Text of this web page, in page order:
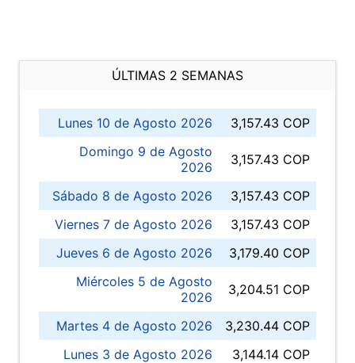
ÚLTIMAS 2 SEMANAS
Lunes 10 de Agosto 2026
3,157.43 COP
Domingo 9 de Agosto
2026
3,157.43 COP
Sábado 8 de Agosto 2026
3,157.43 COP
Viernes 7 de Agosto 2026
3,157.43 COP
Jueves 6 de Agosto 2026
3,179.40 COP
Miércoles 5 de Agosto
2026
3,204.51 COP
Martes 4 de Agosto 2026
3,230.44 COP
Lunes 3 de Agosto 2026
3,144.14 COP